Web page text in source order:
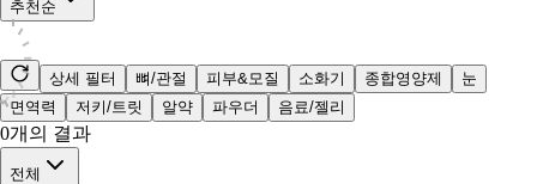
추천순
상세 필터 뼈/관절 피부&모질 소화기 종합영양제
눈
면역력
저키/트릿 알약 파우더 음료/젤리
0개의 결과
전체